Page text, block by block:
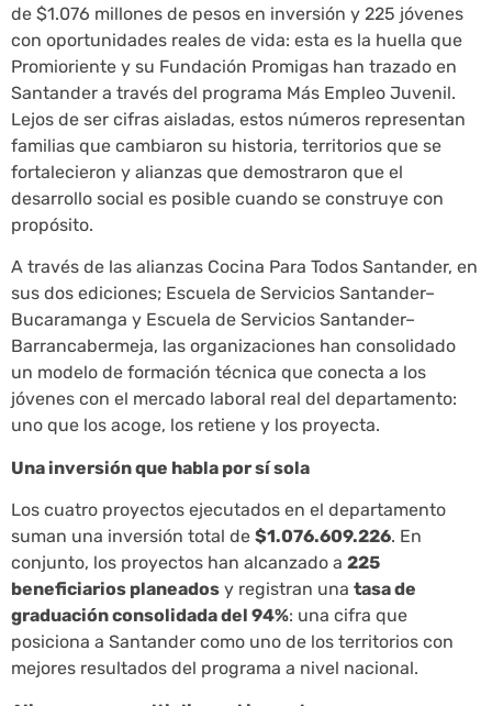
de $1.076 millones de pesos en inversión y 225 jóvenes
con oportunidades reales de vida: esta es la huella que
Promioriente y su Fundación Promigas han trazado en
Santander a través del programa Más Empleo Juvenil.
Lejos de ser cifras aisladas, estos números representan
familias que cambiaron su historia, territorios que se
fortalecieron y alianzas que demostraron que el
desarrollo social es posible cuando se construye con
propósito.
A través de las alianzas Cocina Para Todos Santander, en
sus dos ediciones; Escuela de Servicios Santander–
Bucaramanga y Escuela de Servicios Santander–
Barrancabermeja, las organizaciones han consolidado
un modelo de formación técnica que conecta a los
jóvenes con el mercado laboral real del departamento:
uno que los acoge, los retiene y los proyecta.
Una inversión que habla por sí sola
Los cuatro proyectos ejecutados en el departamento
suman una inversión total de $1.076.609.226. En
conjunto, los proyectos han alcanzado a 225
beneficiarios planeados y registran una tasa de
graduación consolidada del 94%: una cifra que
posiciona a Santander como uno de los territorios con
mejores resultados del programa a nivel nacional.